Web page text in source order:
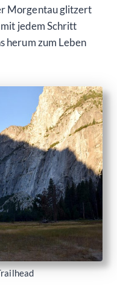
Morgentau glitzert
jedem Schritt
herum zum Leben